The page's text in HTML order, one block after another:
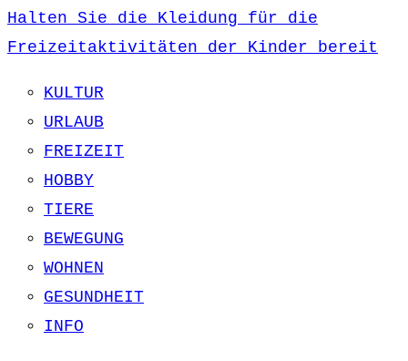
Halten Sie die Kleidung für die
Freizeitaktivitäten der Kinder bereit
KULTUR
URLAUB
FREIZEIT
HOBBY
TIERE
BEWEGUNG
WOHNEN
GESUNDHEIT
INFO